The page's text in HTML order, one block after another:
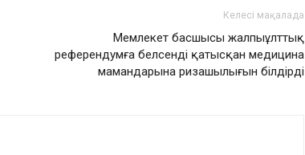
Келесі мақалада
Мемлекет басшысы жалпыұлттық
референдумға белсенді қатысқан медицина
мамандарына ризашылығын білдірді